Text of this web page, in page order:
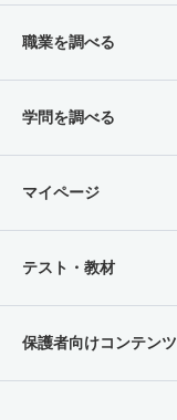
職業を調べる
学問を調べる
マイページ
テスト・教材
保護者向けコンテンツ